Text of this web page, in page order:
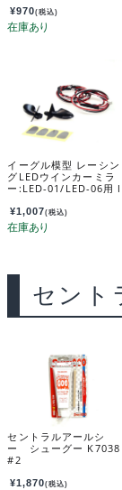
¥970(税込)
イーグル模型 レーシン
グLEDウインカーミラ
ー:LED-01/LED-06用 l
¥1,007(税込)
セント
セントラルアールシ
ー シューグー K7038
#2
¥1,870(税込)